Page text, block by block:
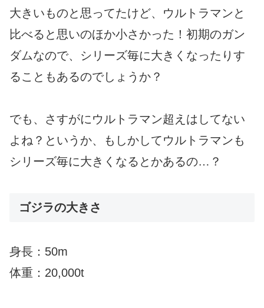
大きいものと思ってたけど、ウルトラマンと
比べると思いのほか小さかった！初期のガン
ダムなので、シリーズ毎に大きくなったりす
ることもあるのでしょうか？
でも、さすがにウルトラマン超えはしてない
よね？というか、もしかしてウルトラマンも
シリーズ毎に大きくなるとかあるの…？
ゴジラの大きさ
身長：50m
体重：20,000t